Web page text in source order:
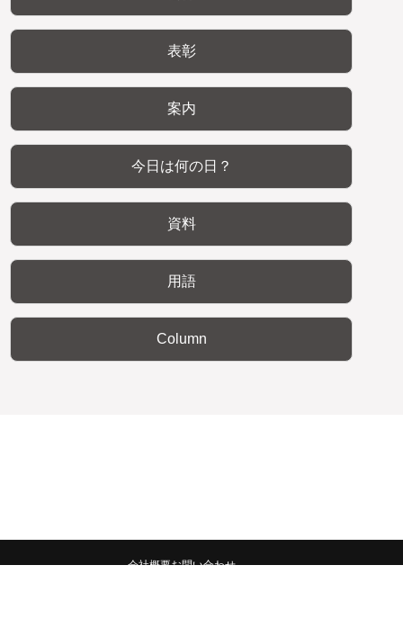
表彰
案内
今日は何の日？
資料
用語
Column
会社概要お問い合わせ